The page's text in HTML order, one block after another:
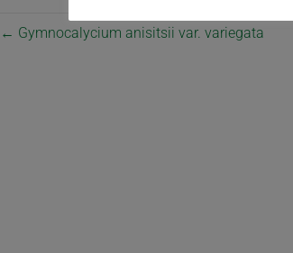
← Gymnocalycium anisitsii var. variegata